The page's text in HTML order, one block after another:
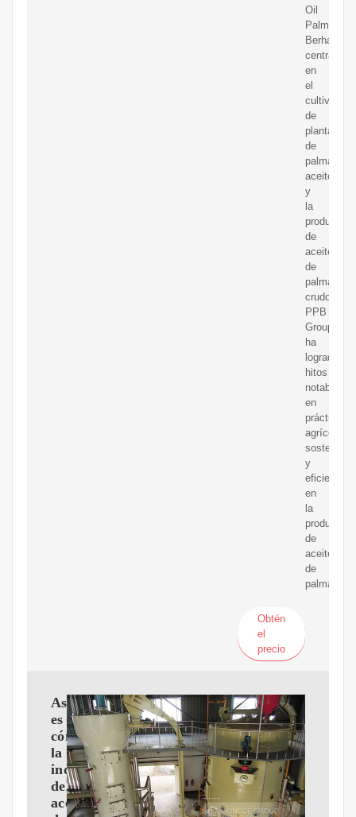
Oil
Palms
Berhad,
en
el
cultivo
de
de
palma
aceitera
y
la
producción
de
aceite
de
palma
crudo.
PPB
Group
ha
logrado
hitos
notables
en
prácticas
agrícolas
y
eficiencia
en
la
producción
de
aceite
de
palma.
Obtén
el
precio
Así
es
cómo
la
industria
del
aceite